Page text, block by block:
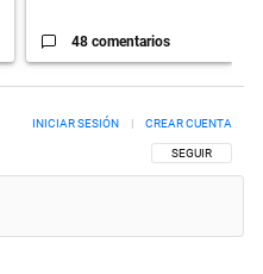
48 comentarios
SIGA ESTA
SEGUIR
INICIAR SESIÓN CREAR CUENTA